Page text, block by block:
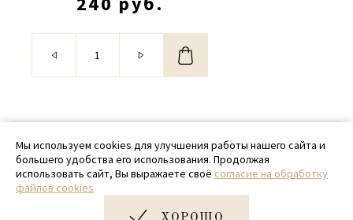
© 2020 - 2026 SamPack
+ 7 (918) 699-97-87
zakaz@sampack.store
Мы используем cookies для улучшения работы нашего сайта и
большего удобства его использования. Продолжая
использовать сайт, Вы выражаете своё согласие на обработку
файлов cookies